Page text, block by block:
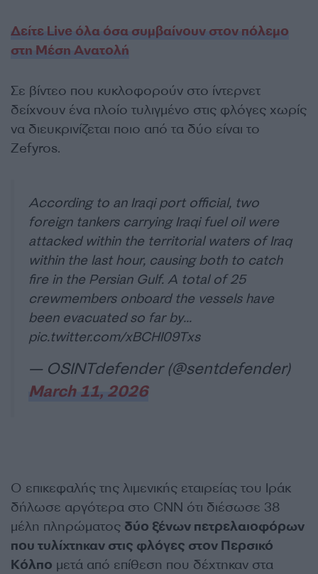
Δείτε Live όλα όσα συμβαίνουν στον πόλεμο
στη Μέση Ανατολή
Σε βίντεο που κυκλοφορούν στο ίντερνετ
δείχνουν ένα πλοίο τυλιγμένο στις φλόγες χωρίς
να διευκρινίζεται ποιο από τα δύο είναι το
Zefyros.
According to an Iraqi port official, two
foreign tankers carrying Iraqi fuel oil were
attacked within the territorial waters of Iraq
within the last hour, causing both to catch
fire in the Persian Gulf. A total of 25
crewmembers onboard the vessels have
been evacuated so far by…
pic.twitter.com/xBCHI09Txs
— OSINTdefender (@sentdefender)
March 11, 2026
Ο επικεφαλής της λιμενικής εταιρείας του Ιράκ
δήλωσε αργότερα στο CNN ότι διέσωσε 38
μέλη πληρώματος δύο ξένων πετρελαιοφόρων
που τυλίχτηκαν στις φλόγες στον Περσικό
Κόλπο μετά από επίθεση που δέχτηκαν στα